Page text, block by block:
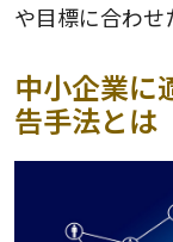
や目標に合わせ
中小企業に
告手法とは